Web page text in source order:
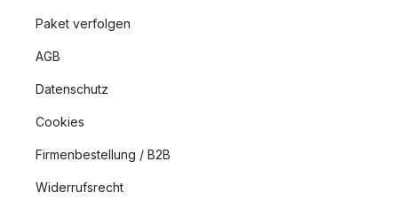
Paket verfolgen
AGB
Datenschutz
Cookies
Firmenbestellung / B2B
Widerrufsrecht